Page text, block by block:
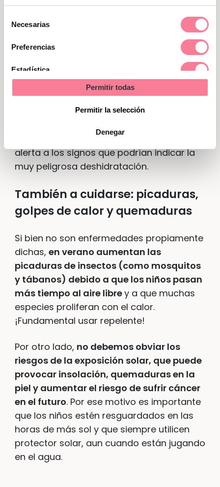
Necesarias
Preferencias
Estadística
Permitir todas
Permitir la selección
Denegar
Gastroenteritis
Las molestias digestivas aparecen en
verano, sobre todo debido a la dificultad
de mantener la cadena de frío de los
productos con caducidad. En caso de
mantener al niño bien hidratado y estar
alerta a los signos que podrían indicar la
muy peligrosa deshidratación.
También a cuidarse: picaduras,
golpes de calor y quemaduras
Si bien no son enfermedades propiamente
dichas, en verano aumentan las
picaduras de insectos (como mosquitos
y tábanos) debido a que los niños pasan
más tiempo al aire librey a que muchas
especies proliferan con el calor.
¡Fundamental usar repelente!
Por otro lado, no debemos obviar los
riesgos de la exposición solar, que puede
provocar insolación, quemaduras en la
piel y aumentar el riesgo de sufrir cáncer
en el futuro. Por ese motivo es importante
que los niños estén resguardados en las
horas de más sol y que siempre utilicen
protector solar, aun cuando están jugando
en el agua.